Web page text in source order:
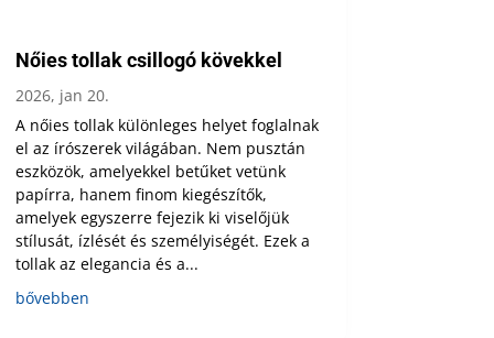
Nőies tollak csillogó kövekkel
2026, jan 20.
A nőies tollak különleges helyet foglalnak
el az írószerek világában. Nem pusztán
eszközök, amelyekkel betűket vetünk
papírra, hanem finom kiegészítők,
amelyek egyszerre fejezik ki viselőjük
stílusát, ízlését és személyiségét. Ezek a
tollak az elegancia és a...
bővebben